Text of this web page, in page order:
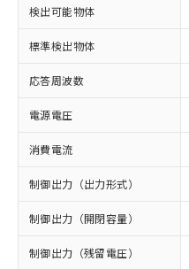
検出可能物体
標準検出物体
応答周波数
電源電圧
消費電流
制御出力（出力形式）
制御出力（開閉容量）
制御出力（残留電圧）